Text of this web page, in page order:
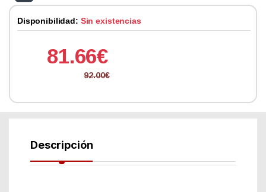
Disponibilidad: Sin existencias
81.66€
92.00€
Descripción